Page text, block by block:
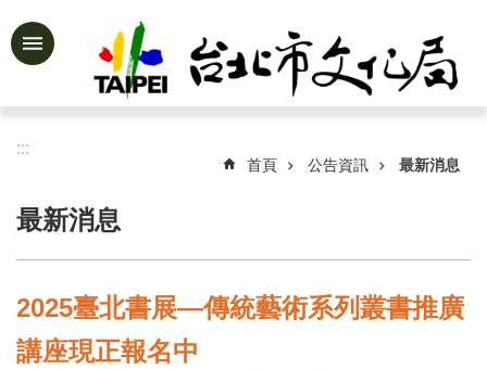
跳到主要內容區塊
進
告
訊
認
:::
首頁 公告資訊 最新消息
最新消息
2025臺北書展—傳統藝術系列叢書推廣
講座現正報名中